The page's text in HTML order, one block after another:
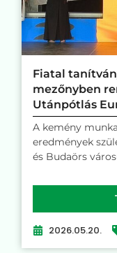
Fiatal
mezőnyben
Utánpótlás
A kemény
eredmények
és Budaörs
2026.05.20.